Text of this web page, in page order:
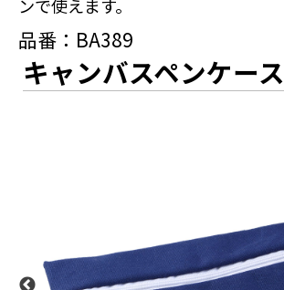
ンで使えます。
品番：BA389
キャンバスペンケース